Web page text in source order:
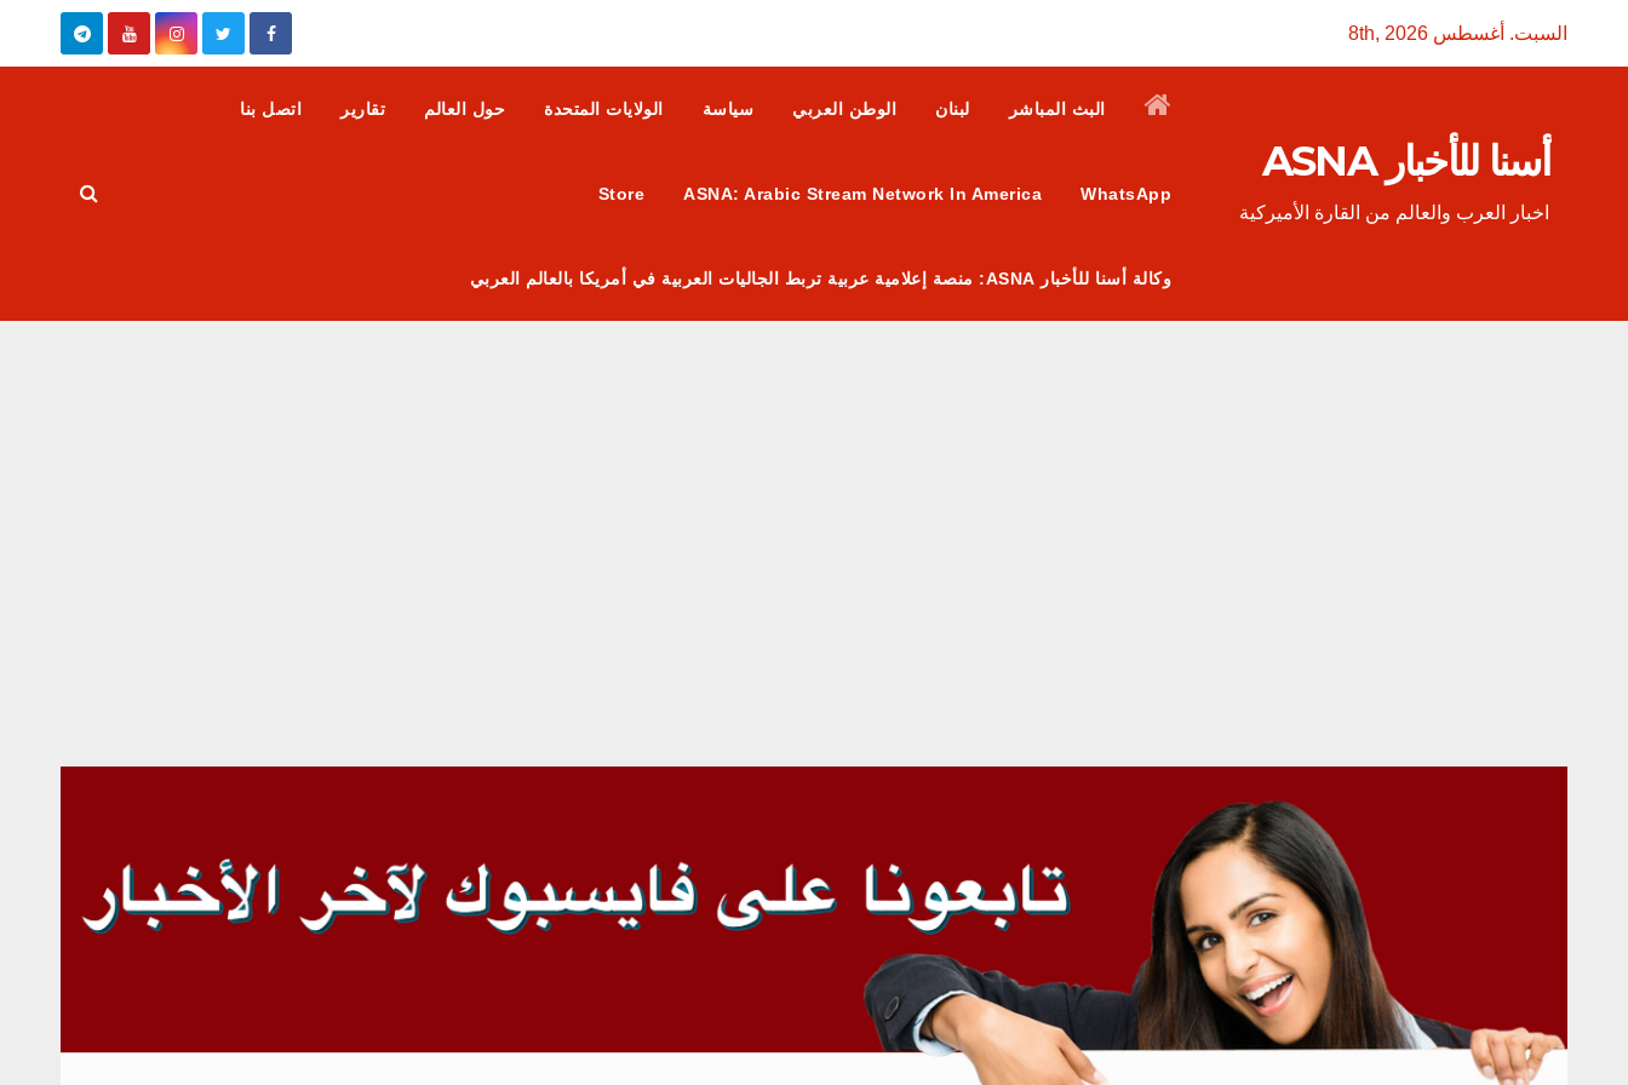
السبت. أغسطس 8th, 2026
أسنا للأخبار ASNA
اخبار العرب والعالم من القارة الأميركية
البث المباشر لبنان الوطن العربي سياسة الولايات المتحدة حول العالم تقارير اتصل بنا
WhatsApp
ASNA: Arabic Stream Network In America
Store
وكالة أسنا للأخبار ASNA: منصة إعلامية عربية تربط الجاليات العربية في أمريكا بالعالم العربي